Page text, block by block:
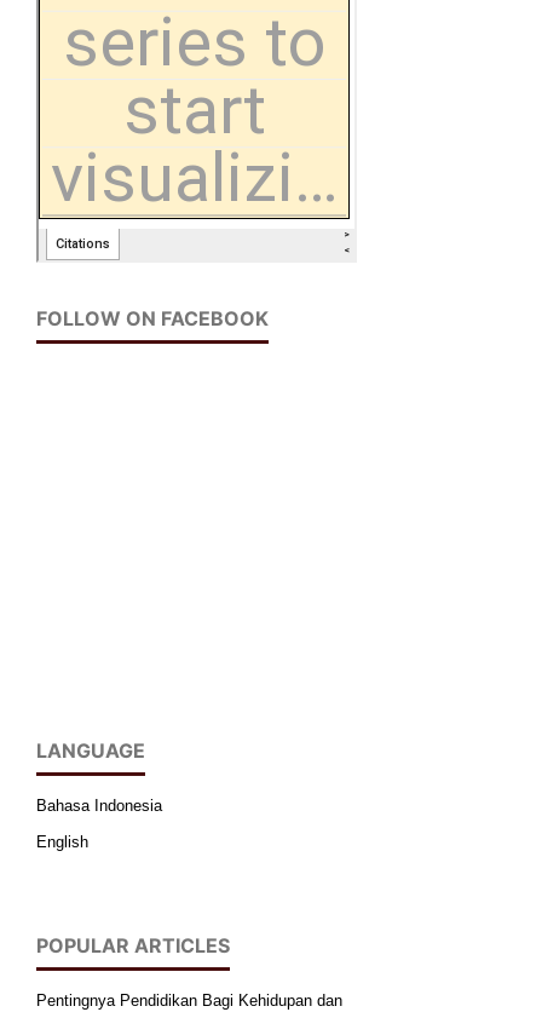
FOLLOW ON FACEBOOK
LANGUAGE
Bahasa Indonesia
English
POPULAR ARTICLES
Pentingnya Pendidikan Bagi Kehidupan dan